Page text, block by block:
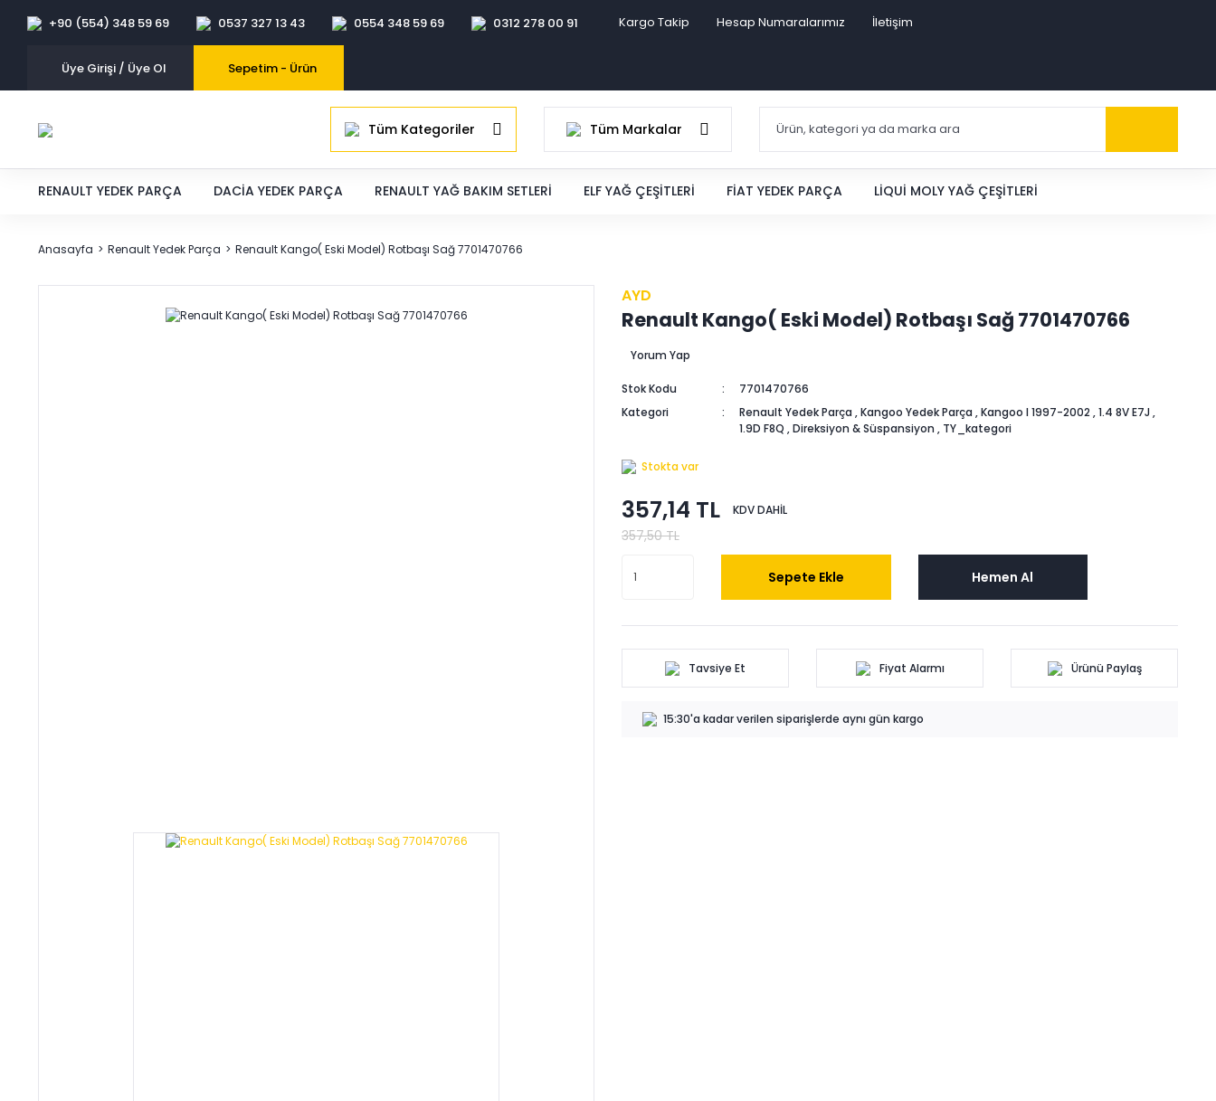
+90 (554) 348 59 69 0537 327 13 43 0554 348 59 69 0312 278 00 91 Kargo Takip Hesap Numaralarımız İletişim
Üye Girişi / Üye Ol Sepetim - Ürün
Tüm Kategoriler Tüm Markalar
RENAULT YEDEK PARÇA DACIA YEDEK PARÇA RENAULT YAĞ BAKIM SETLERI ELF YAĞ ÇEŞITLERI FIAT YEDEK PARÇA LIQUI MOLY YAĞ ÇEŞITLERI
Anasayfa Renault Yedek Parça Renault Kango( Eski Model) Rotbaşı Sağ 7701470766
AYD
Renault Kango( Eski Model) Rotbaşı Sağ 7701470766
Yorum Yap
Stok Kodu
7701470766
Kategori
Renault Yedek Parça ,Kangoo Yedek Parça ,Kangoo I 1997-2002 ,1.4 8V E7J,
1.9D F8Q ,Direksiyon & Süspansiyon , TY_kategori
Stokta var
357,14 TL KDV DAHİL
357,50 TL
Sepete Ekle Hemen Al
Tavsiye Et Fiyat Alarmı Ürünü Paylaş
15:30'a kadar verilen siparişlerde aynı gün kargo